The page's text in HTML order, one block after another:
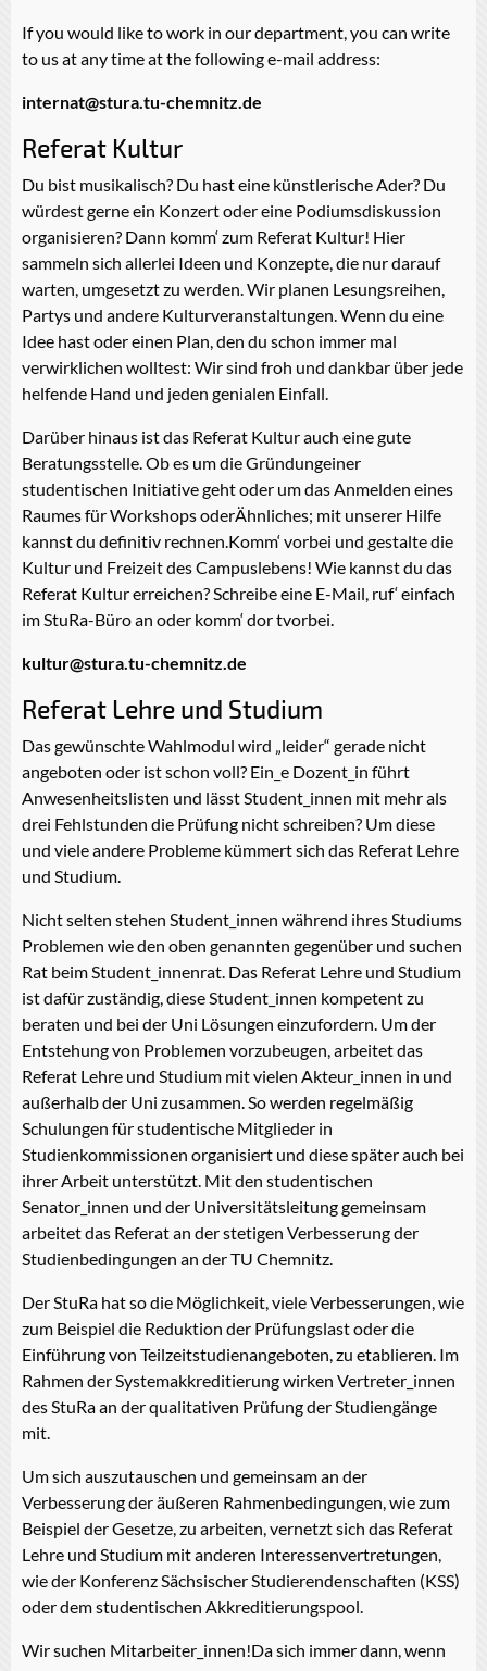
If you would like to work in our department, you can write
to us at any time at the following e-mail address:
internat@stura.tu-chemnitz.de
Referat Kultur
Du bist musikalisch? Du hast eine künstlerische Ader? Du
würdest gerne ein Konzert oder eine Podiumsdiskussion
organisieren? Dann komm‘ zum Referat Kultur! Hier
sammeln sich allerlei Ideen und Konzepte, die nur darauf
warten, umgesetzt zu werden. Wir planen Lesungsreihen,
Partys und andere Kulturveranstaltungen. Wenn du eine
Idee hast oder einen Plan, den du schon immer mal
verwirklichen wolltest: Wir sind froh und dankbar über jede
helfende Hand und jeden genialen Einfall.
Darüber hinaus ist das Referat Kultur auch eine gute
Beratungsstelle. Ob es um die Gründungeiner
studentischen Initiative geht oder um das Anmelden eines
Raumes für Workshops oderÄhnliches; mit unserer Hilfe
kannst du definitiv rechnen.Komm‘ vorbei und gestalte die
Kultur und Freizeit des Campuslebens! Wie kannst du das
Referat Kultur erreichen? Schreibe eine E-Mail, ruf‘ einfach
im StuRa-Büro an oder komm‘ dor tvorbei.
kultur@stura.tu-chemnitz.de
Referat Lehre und Studium
Das gewünschte Wahlmodul wird „leider“ gerade nicht
angeboten oder ist schon voll? Ein_e Dozent_in führt
Anwesenheitslisten und lässt Student_innen mit mehr als
drei Fehlstunden die Prüfung nicht schreiben? Um diese
und viele andere Probleme kümmert sich das Referat Lehre
und Studium.
Nicht selten stehen Student_innen während ihres Studiums
Problemen wie den oben genannten gegenüber und suchen
Rat beim Student_innenrat. Das Referat Lehre und Studium
ist dafür zuständig, diese Student_innen kompetent zu
beraten und bei der Uni Lösungen einzufordern. Um der
Entstehung von Problemen vorzubeugen, arbeitet das
Referat Lehre und Studium mit vielen Akteur_innen in und
außerhalb der Uni zusammen. So werden regelmäßig
Schulungen für studentische Mitglieder in
Studienkommissionen organisiert und diese später auch bei
ihrer Arbeit unterstützt. Mit den studentischen
Senator_innen und der Universitätsleitung gemeinsam
arbeitet das Referat an der stetigen Verbesserung der
Studienbedingungen an der TU Chemnitz.
Der StuRa hat so die Möglichkeit, viele Verbesserungen, wie
zum Beispiel die Reduktion der Prüfungslast oder die
Einführung von Teilzeitstudienangeboten, zu etablieren. Im
Rahmen der Systemakkreditierung wirken Vertreter_innen
des StuRa an der qualitativen Prüfung der Studiengänge
mit.
Um sich auszutauschen und gemeinsam an der
Verbesserung der äußeren Rahmenbedingungen, wie zum
Beispiel der Gesetze, zu arbeiten, vernetzt sich das Referat
Lehre und Studium mit anderen Interessenvertretungen,
wie der Konferenz Sächsischer Studierendenschaften (KSS)
oder dem studentischen Akkreditierungspool.
Wir suchen Mitarbeiter_innen!Da sich immer dann, wenn